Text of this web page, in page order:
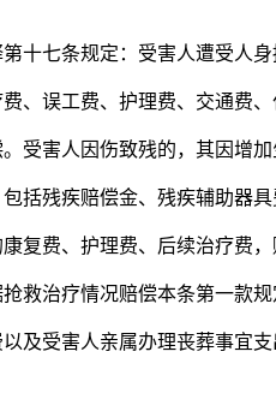
十七条规定：受害人遭受人
、误工费、护理费、交通费
受害人因伤致残的，其因增
括残疾赔偿金、残疾辅助器
复费、护理费、后续治疗费
救治疗情况赔偿本条第一款
及受害人亲属办理丧葬事宜